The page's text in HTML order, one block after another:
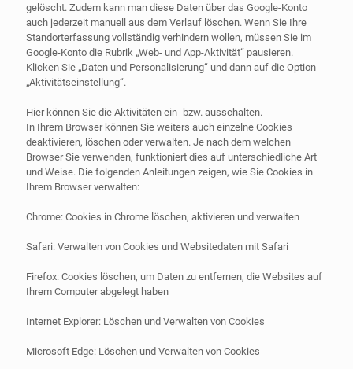
gelöscht. Zudem kann man diese Daten über das Google-Konto
auch jederzeit manuell aus dem Verlauf löschen. Wenn Sie Ihre
Standorterfassung vollständig verhindern wollen, müssen Sie im
Google-Konto die Rubrik „Web- und App-Aktivität“ pausieren.
Klicken Sie „Daten und Personalisierung“ und dann auf die Option
„Aktivitätseinstellung“.
Hier können Sie die Aktivitäten ein- bzw. ausschalten.
In Ihrem Browser können Sie weiters auch einzelne Cookies
deaktivieren, löschen oder verwalten. Je nach dem welchen
Browser Sie verwenden, funktioniert dies auf unterschiedliche Art
und Weise. Die folgenden Anleitungen zeigen, wie Sie Cookies in
Ihrem Browser verwalten:
Chrome: Cookies in Chrome löschen, aktivieren und verwalten
Safari: Verwalten von Cookies und Websitedaten mit Safari
Firefox: Cookies löschen, um Daten zu entfernen, die Websites auf
Ihrem Computer abgelegt haben
Internet Explorer: Löschen und Verwalten von Cookies
Microsoft Edge: Löschen und Verwalten von Cookies